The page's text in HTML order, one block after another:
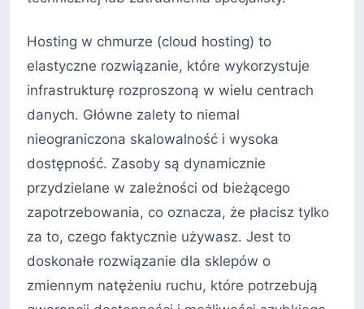
Hosting w chmurze (cloud hosting) to
elastyczne rozwiązanie, które wykorzystuje
infrastrukturę rozproszoną w wielu centrach
danych. Główne zalety to niemal
nieograniczona skalowalność i wysoka
dostępność. Zasoby są dynamicznie
przydzielane w zależności od bieżącego
zapotrzebowania, co oznacza, że płacisz tylko
za to, czego faktycznie używasz. Jest to
doskonałe rozwiązanie dla sklepów o
zmiennym natężeniu ruchu, które potrzebują